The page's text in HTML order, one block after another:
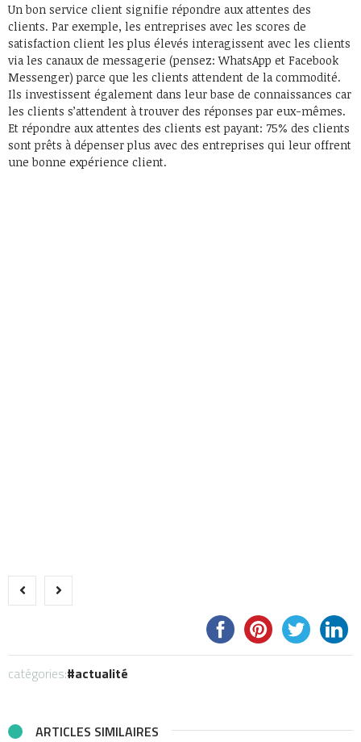
Un bon service client signifie répondre aux attentes des
clients. Par exemple, les entreprises avec les scores de
satisfaction client les plus élevés interagissent avec les clients
via les canaux de messagerie (pensez: WhatsApp et Facebook
Messenger) parce que les clients attendent de la commodité.
Ils investissent également dans leur base de connaissances car
les clients s’attendent à trouver des réponses par eux-mêmes.
Et répondre aux attentes des clients est payant: 75% des clients
sont prêts à dépenser plus avec des entreprises qui leur offrent
une bonne expérience client.
catégories: actualité
ARTICLES SIMILAIRES